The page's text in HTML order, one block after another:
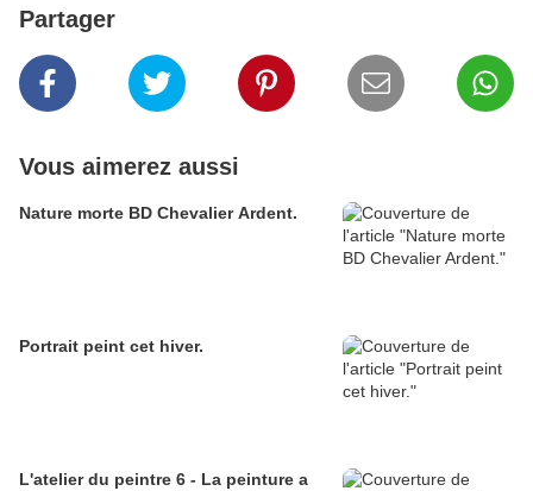
Partager
Vous aimerez aussi
Nature morte BD Chevalier Ardent.
Portrait peint cet hiver.
L'atelier du peintre 6 - La peinture a